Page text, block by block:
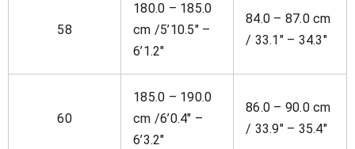
58
180.0 – 185.0
cm /5’10.5″ –
6’1.2″
84.0 – 87.0 cm
/ 33.1″ – 34.3″
60
185.0 – 190.0
cm /6’0.4″ –
6’3.2″
86.0 – 90.0 cm
/ 33.9″ – 35.4″